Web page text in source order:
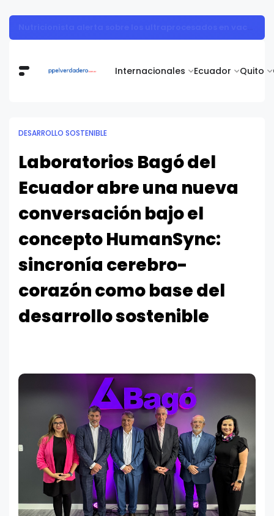
Internacionales Ecuador Quito
DESARROLLO SOSTENIBLE
Laboratorios Bagó del
Ecuador abre una nueva
conversación bajo el
concepto HumanSync:
sincronía cerebro-
corazón como base del
desarrollo sostenible